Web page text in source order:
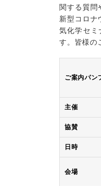
関する質問
新型コロナ
気化学セミ
す。皆様の
ご案内パン
主催
協賛
日時
会場